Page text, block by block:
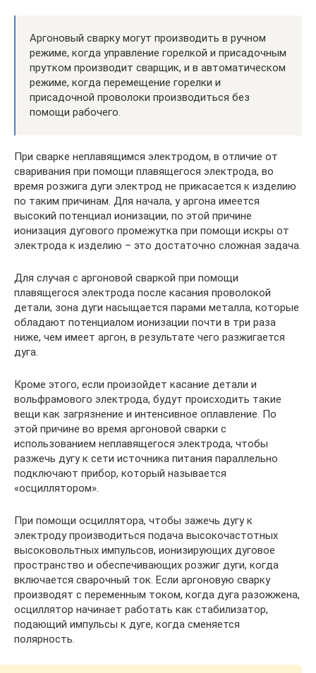
Аргоновый сварку могут производить в ручном
режиме, когда управление горелкой и присадочным
прутком производит сварщик, и в автоматическом
режиме, когда перемещение горелки и
присадочной проволоки производиться без
помощи рабочего.
При сварке неплавящимся электродом, в отличие от
сваривания при помощи плавящегося электрода, во
время розжига дуги электрод не прикасается к изделию
по таким причинам. Для начала, у аргона имеется
высокий потенциал ионизации, по этой причине
ионизация дугового промежутка при помощи искры от
электрода к изделию – это достаточно сложная задача.
Для случая с аргоновой сваркой при помощи
плавящегося электрода после касания проволокой
детали, зона дуги насыщается парами металла, которые
обладают потенциалом ионизации почти в три раза
ниже, чем имеет аргон, в результате чего разжигается
дуга.
Кроме этого, если произойдет касание детали и
вольфрамового электрода, будут происходить такие
вещи как загрязнение и интенсивное оплавление. По
этой причине во время аргоновой сварки с
использованием неплавящегося электрода, чтобы
разжечь дугу к сети источника питания параллельно
подключают прибор, который называется
«осциллятором».
При помощи осциллятора, чтобы зажечь дугу к
электроду производиться подача высокочастотных
высоковольтных импульсов, ионизирующих дуговое
пространство и обеспечивающих розжиг дуги, когда
включается сварочный ток. Если аргоновую сварку
производят с переменным током, когда дуга разожжена,
осциллятор начинает работать как стабилизатор,
подающий импульсы к дуге, когда сменяется
полярность.